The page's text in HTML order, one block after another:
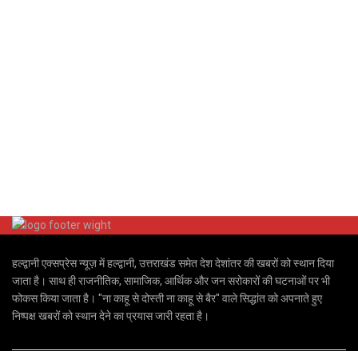
हल्द्वानी एक्सप्रेस न्यूज़ में हल्द्वानी, उत्तराखंड समेत देश देशांतर की खबरों को स्थान दिया
जाता है। साथ ही राजनीतिक, सामाजिक, आर्थिक और जन सरोकारों की घटनाओं पर भी
फोकस किया जाता है। "ना काहू से दोस्ती ना काहू से बैर" वाले सिद्धांत को अपनाते हुए
निष्पक्ष खबरों को स्थान देने का प्रयास जारी रहता है।